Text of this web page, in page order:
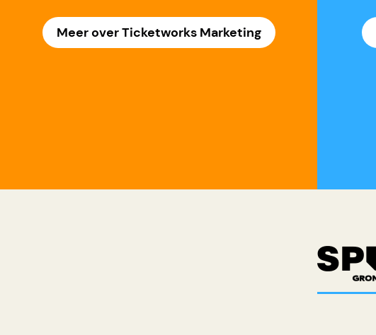
Meer over Ticketworks Marketing